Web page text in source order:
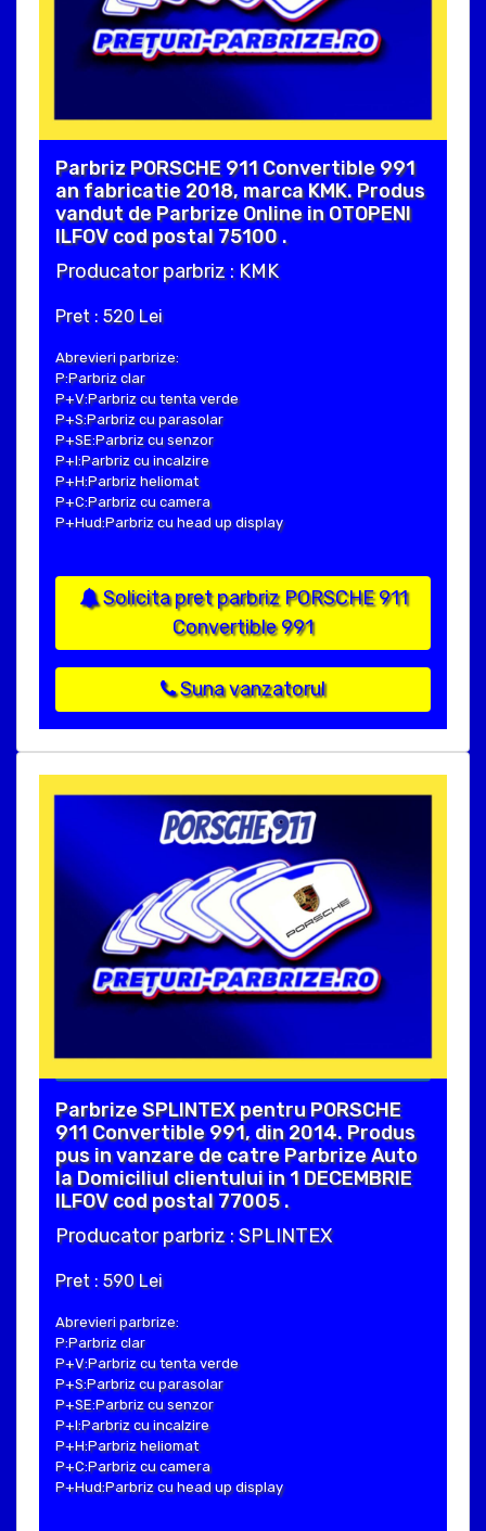
Parbriz PORSCHE 911 Convertible 991
an fabricatie 2018, marca KMK. Produs
vandut de Parbrize Online in OTOPENI
ILFOV cod postal 75100 .
Producator parbriz : KMK
Pret : 520 Lei
Abrevieri parbrize:
P:Parbriz clar
P+V:Parbriz cu tenta verde
P+S:Parbriz cu parasolar
P+SE:Parbriz cu senzor
P+I:Parbriz cu incalzire
P+H:Parbriz heliomat
P+C:Parbriz cu camera
P+Hud:Parbriz cu head up display
Solicita pret parbriz PORSCHE 911
Convertible 991
Suna vanzatorul
Parbrize SPLINTEX pentru PORSCHE
911 Convertible 991, din 2014. Produs
pus in vanzare de catre Parbrize Auto
la Domiciliul clientului in 1 DECEMBRIE
ILFOV cod postal 77005 .
Producator parbriz : SPLINTEX
Pret : 590 Lei
Abrevieri parbrize:
P:Parbriz clar
P+V:Parbriz cu tenta verde
P+S:Parbriz cu parasolar
P+SE:Parbriz cu senzor
P+I:Parbriz cu incalzire
P+H:Parbriz heliomat
P+C:Parbriz cu camera
P+Hud:Parbriz cu head up display